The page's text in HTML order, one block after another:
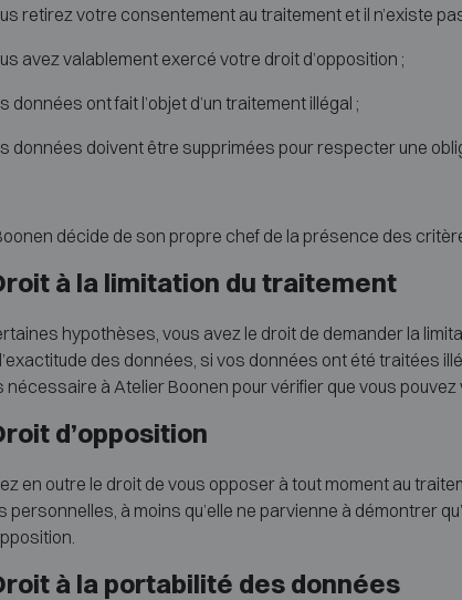
votre consentement au traitement et il n’existe pas
valablement exercé votre droit d’opposition ;
ont fait l’objet d’un traitement illégal ;
doivent être supprimées pour respecter une
décide de son propre chef de la présence des
à la limitation du traitement
hypothèses, vous avez le droit de demander la
des données, si vos données ont été traitées
nécessaire à Atelier Boonen pour vérifier que vous
d’opposition
en outre le droit de vous opposer à tout moment au
personnelles, à moins qu’elle ne parvienne à démontrer
à la portabilité des données